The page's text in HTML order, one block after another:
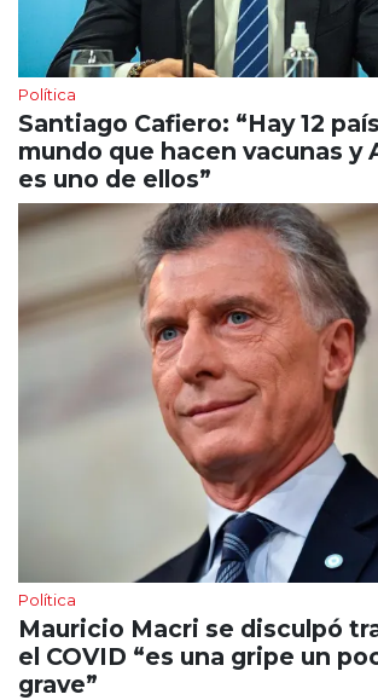
Política
Santiago Cafiero: “Hay 12
mundo que hacen vacunas y
es uno de ellos”
Política
Mauricio Macri se disculpó
el COVID “es una gripe un
grave”